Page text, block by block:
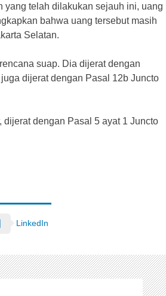
yang telah dilakukan sejauh ini, uang
bahwa uang tersebut masih
Selatan.
suap. Dia dijerat dengan
dijerat dengan Pasal 12b Juncto
dengan Pasal 5 ayat 1 Juncto
LinkedIn